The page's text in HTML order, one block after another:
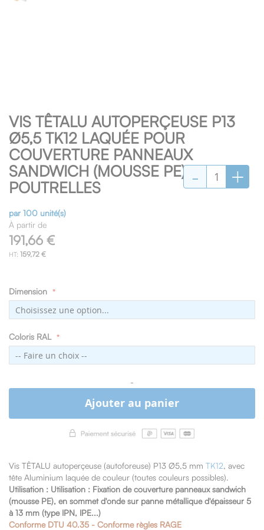
VIS TÊTALU AUTOPERÇEUSE P13
Ø5,5 TK12 LAQUÉE POUR
COUVERTURE PANNEAUX
SANDWICH (MOUSSE PE) SUR
POUTRELLES
par 100 unité(s)
À partir de
191,66 €
159,72 €
Dimension
Coloris RAL
- +
-
Ajouter au panier
Vis TÊTALU autoperçeuse (autoforeuse) P13 Ø5,5 mm TK12, avec
tête Aluminium laquée de couleur (toutes couleurs possibles).
Utilisation : Utilisation : Fixation de couverture panneaux sandwich
(mousse PE), en sommet d'onde sur panne métallique d'épaisseur 5
à 13 mm (type IPN, IPE...)
Conforme DTU 40.35 - Conforme règles RAGE
to
the
beginning
of
the
images
gallery